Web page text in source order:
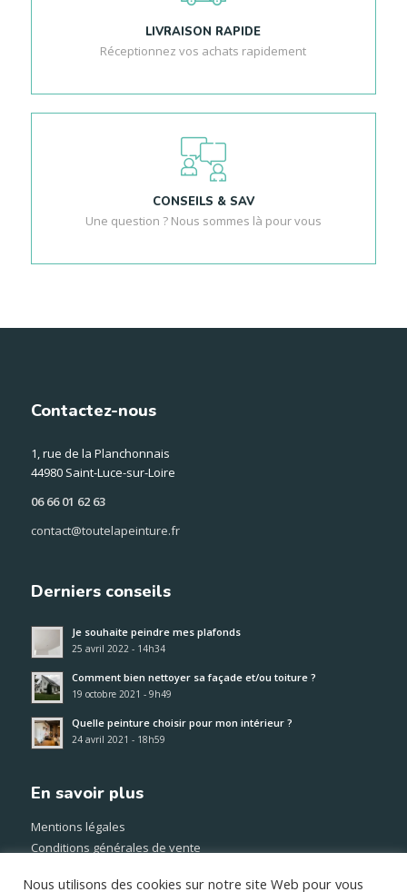
LIVRAISON RAPIDE
Réceptionnez vos achats rapidement
CONSEILS & SAV
Une question ? Nous sommes là pour vous
Contactez-nous
1, rue de la Planchonnais
44980 Saint-Luce-sur-Loire
06 66 01 62 63
contact@toutelapeinture.fr
Derniers conseils
Je souhaite peindre mes plafonds
25 avril 2022 - 14h34
Comment bien nettoyer sa façade et/ou toiture ?
19 octobre 2021 - 9h49
Quelle peinture choisir pour mon intérieur ?
24 avril 2021 - 18h59
En savoir plus
Mentions légales
Conditions générales de vente
Nous utilisons des cookies sur notre site Web pour vous